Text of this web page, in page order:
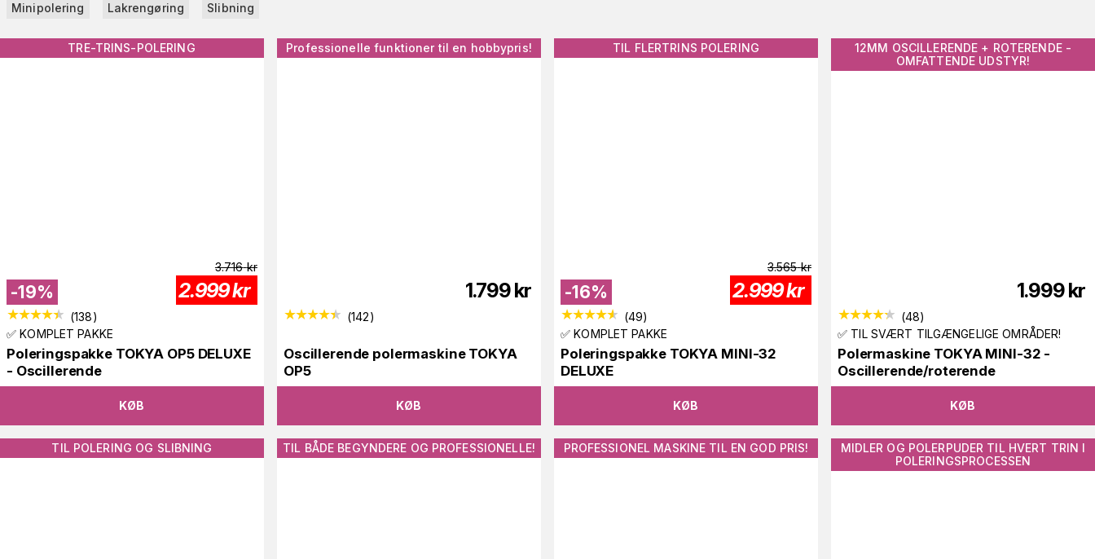
Minipolering Lakrengøring Slibning
TRE-TRINS-POLERING
-19%
3.716 kr
2.999kr
(138)
✅ KOMPLET PAKKE
Poleringspakke TOKYA OP5 DELUXE
- Oscillerende
KØB
Professionelle funktioner til en hobbypris!
1.799kr
(142)
Oscillerende polermaskine TOKYA
OP5
KØB
TIL FLERTRINS POLERING
-16%
3.565 kr
2.999kr
(49)
✅ KOMPLET PAKKE
Poleringspakke TOKYA MINI-32
DELUXE
KØB
12MM OSCILLERENDE + ROTERENDE -
OMFATTENDE UDSTYR!
1.999kr
(48)
✅ TIL SVÆRT TILGÆNGELIGE OMRÅDER!
Polermaskine TOKYA MINI-32 -
Oscillerende/roterende
KØB
TIL POLERING OG SLIBNING TIL BÅDE BEGYNDERE OG PROFESSIONELLE! PROFESSIONEL MASKINE TIL EN GOD PRIS!
MIDLER OG POLERPUDER TIL HVERT TRIN I
POLERINGSPROCESSEN